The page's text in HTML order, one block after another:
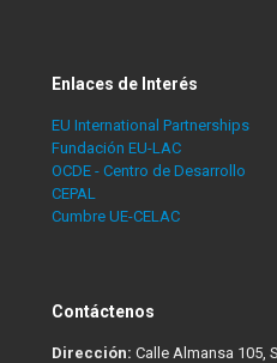
Enlaces de Interés
EU International Partnerships
Fundación EU-LAC
OCDE - Centro de Desarrollo
CEPAL
Cumbre UE-CELAC
Contáctenos
Dirección: Calle Almansa 105,